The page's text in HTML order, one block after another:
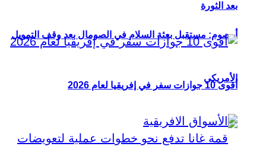
أوصوم: مستقبل بعثة السلام في الصومال بعد وقف التمويل
الأمريكي
بعد الثورة
أقوى 10 جوازات سفر في إفريقيا لعام 2026